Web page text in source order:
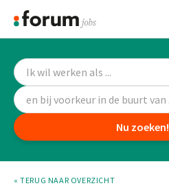
Nu zoeken!
« TERUG NAAR OVERZICHT